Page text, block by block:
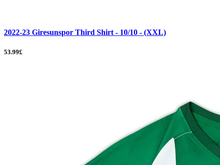
2022-23 Giresunspor Third Shirt - 10/10 - (XXL)
53.99£